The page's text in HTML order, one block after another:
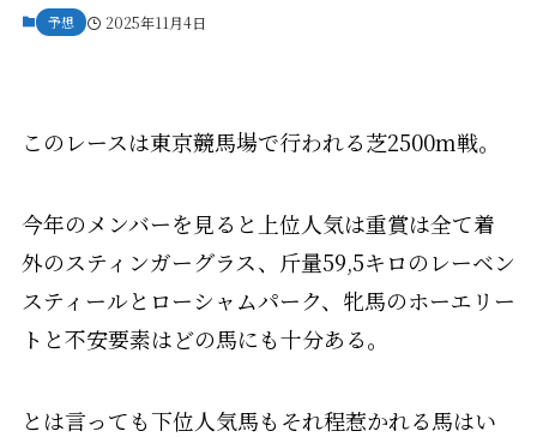
予想 2025年11月4日
このレースは東京競馬場で行われる芝2500m戦。
今年のメンバーを見ると上位人気は重賞は全て着
外のスティンガーグラス、斤量59,5キロのレーベン
スティールとローシャムパーク、牝馬のホーエリー
トと不安要素はどの馬にも十分ある。
とは言っても下位人気馬もそれ程惹かれる馬はい